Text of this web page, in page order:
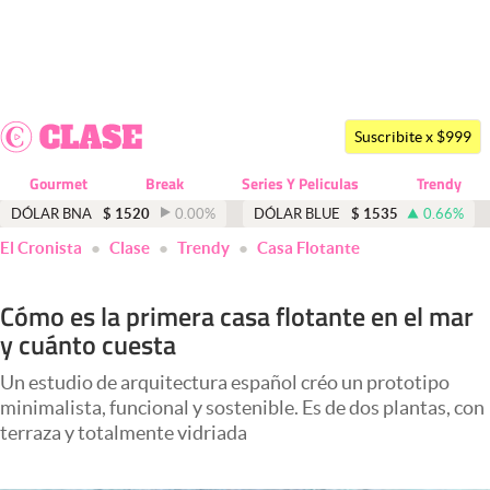
Dólar
Economía y Política
Finanzas y Mercados
Negocios
Columnistas
Otras secciones
Suscribite x $999
Gourmet Break Series Y Peliculas Trendy
DÓLAR BNA $ 1520 0.00% DÓLAR BLUE $ 1535 0.66%
El Cronista Clase Trendy Casa Flotante
Cómo es la primera casa flotante en el mar
y cuánto cuesta
Un estudio de arquitectura español créo un prototipo
minimalista, funcional y sostenible. Es de dos plantas, con
terraza y totalmente vidriada